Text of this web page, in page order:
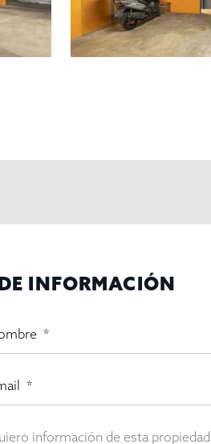
INFORMACIÓN